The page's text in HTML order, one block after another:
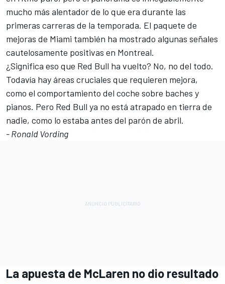
mucho más alentador de lo que era durante las
primeras carreras de la temporada. El paquete de
mejoras de Miami también ha mostrado algunas señales
cautelosamente positivas en Montreal.
¿Significa eso que Red Bull ha vuelto? No, no del todo.
Todavía hay áreas cruciales que requieren mejora,
como el comportamiento del coche sobre baches y
pianos. Pero Red Bull ya no está atrapado en tierra de
nadie, como lo estaba antes del parón de abril.
- Ronald Vording
La apuesta de McLaren no dio resultado